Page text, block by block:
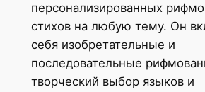
персонализированных
стихов на любую тему. Он
себя изобретательные и
последовательные
творческий выбор языков и